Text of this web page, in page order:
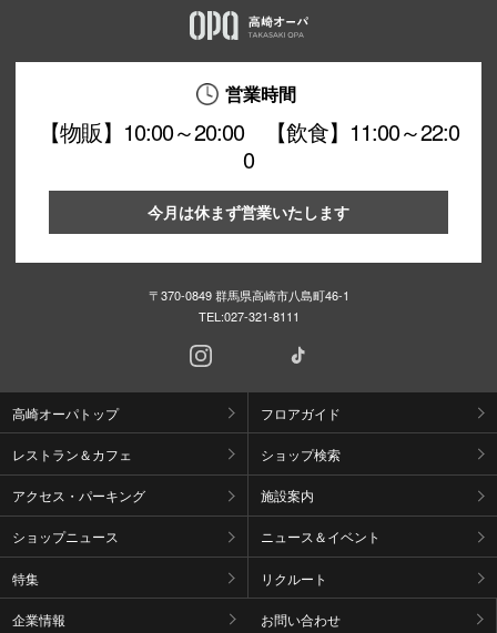
営業時間
【物販】10:00～20:00 【飲食】11:00～22:0
0
今月は休まず営業いたします
〒370-0849 群馬県高崎市八島町46-1
TEL:027-321-8111
高崎オーパトップ フロアガイド
レストラン＆カフェ ショップ検索
アクセス・パーキング 施設案内
ショップニュース ニュース＆イベント
特集 リクルート
企業情報 お問い合わせ